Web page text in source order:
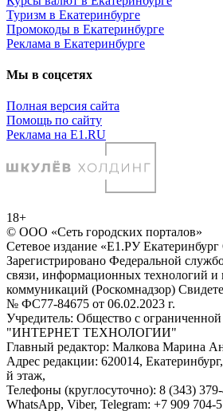
Туризм в Екатеринбурге
Промокоды в Екатеринбурге
Реклама в Екатеринбурге
Мы в соцсетях
Полная версия сайта
Помощь по сайту
Реклама на E1.RU
18+
© ООО «Сеть городских порталов»
Сетевое издание «Е1.РУ
Зарегистрировано Федеральной
связи, информационных технологий и
коммуникаций (Роскомнадзор)
№ ФС77-84675 от 06.02.2023 г.
Учредитель: Общество с ограниченной
"ИНТЕРНЕТ ТЕХНОЛОГИИ"
Главный редактор: Малкова Марина
Адрес редакции: 620014,
й этаж,
Телефоны (круглосуточно): 8 (343)
WhatsApp, Viber, Telegram: +7 909 704-